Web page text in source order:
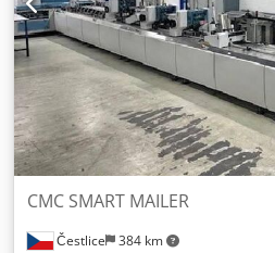
Čestlice 384 km
CMC SMART MAILER